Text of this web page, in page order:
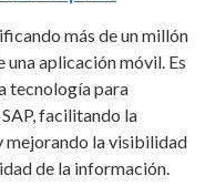
más de un millón
una aplicación móvil. Es
tecnología para
facilitando la
la visibilidad
de la información.